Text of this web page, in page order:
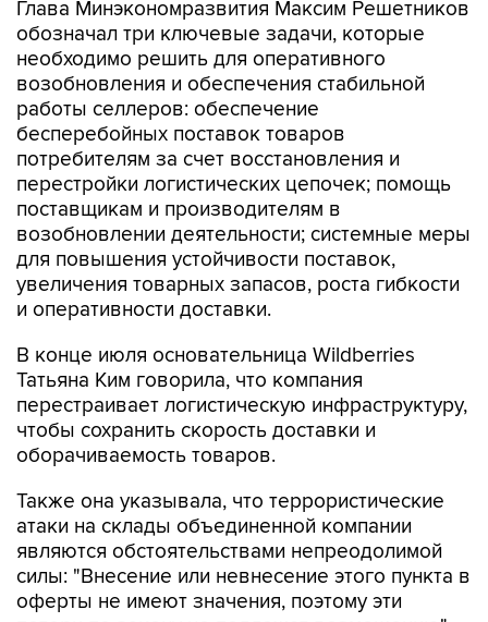
необходимо решить для оперативного
возобновления и обеспечения стабильной
работы селлеров: обеспечение
бесперебойных поставок товаров
потребителям за счет восстановления и
перестройки логистических цепочек; помощь
поставщикам и производителям в
возобновлении деятельности; системные меры
для повышения устойчивости поставок,
увеличения товарных запасов, роста гибкости
и оперативности доставки.
В конце июля основательница Wildberries
перестраивает логистическую инфраструктуру,
чтобы сохранить скорость доставки и
оборачиваемость товаров.
Также она указывала, что террористические
являются обстоятельствами непреодолимой
силы: "Внесение или невнесение этого пункта в
оферты не имеют значения, поэтому эти
потери по закону не подлежат возмещению".